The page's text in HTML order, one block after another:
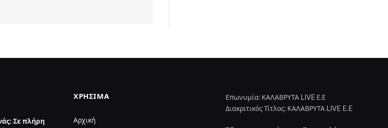
Σε πλήρη
ΧΡΉΣΙΜΑ
Αρχική
Επωνυμία: ΚΑΛΑΒΡΥΤΑ LIVE Ε.Ε
Διακριτικός Τίτλος: ΚΑΛΑΒΡΥΤΑ LIVE E.E